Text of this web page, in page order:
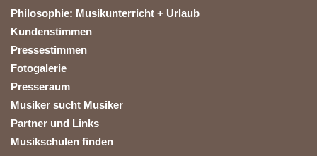
Philosophie: Musikunterricht + Urlaub
Kundenstimmen
Pressestimmen
Fotogalerie
Presseraum
Musiker sucht Musiker
Partner und Links
Musikschulen finden